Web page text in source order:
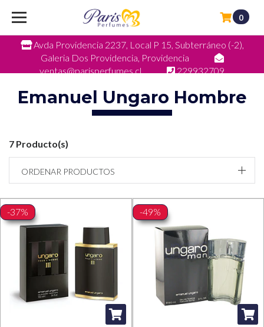
Avda Providencia 2237, Local P 15, Subterráneo (-2),
Galeria Dos Providencia, Providencia
ventas@parisperfumes.cl
229932709
0
Emanuel Ungaro Hombre
7 Producto(s)
ORDENAR PRODUCTOS
-37% -49%